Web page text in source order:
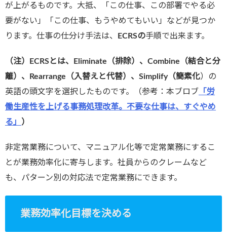
が上がるものです。大抵、「この仕事、この部署でやる必
要がない」「この仕事、もうやめてもいい」などが見つか
ります。仕事の仕分け手法は、
ECRSの手順で出来ます。
（注）ECRSとは、 Eliminate （排除）、 Combine （結合と分
離）、
Rearrange （入替えと代替）、 Simplify（簡素化）の
英語の頭文字を選択したものです。（参考：本ブロブ
「労
働生産性を上げる事務処理改革。不要な仕事は、すぐやめ
る」
）
非定常業務について、マニュアル化等で定常業務にするこ
とが業務効率化に寄与します。社員からのクレームなど
も、パターン別の対応法で定常業務にできます。
業務効率化目標を決める